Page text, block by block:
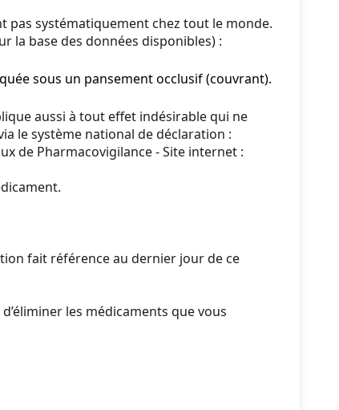
pas systématiquement chez tout le monde.
la base des données disponibles) :
sous un pansement occlusif (couvrant).
aussi à tout effet indésirable qui ne
le système national de déclaration :
de Pharmacovigilance - Site internet :
fait référence au dernier jour de ce
les médicaments que vous